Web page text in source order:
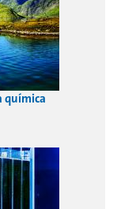
química